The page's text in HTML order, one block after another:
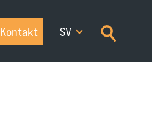
Kontakt SV